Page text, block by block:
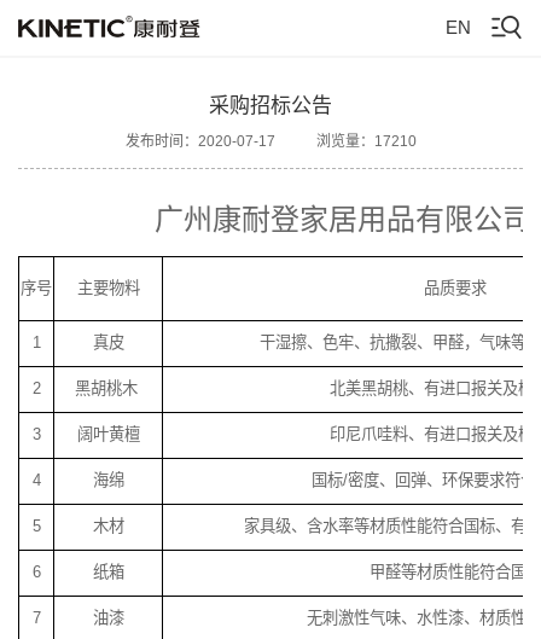
EN
采购招标公告
发布时间：2020-07-17 浏览量：17210
广州康耐登家居用品有限公
序号 主要物料 品质要求
1 真皮 干湿擦、色牢、抗撒裂、甲醛，气味等
2 黑胡桃木 北美黑胡桃、有进口报关及检
3 阔叶黄檀 印尼爪哇料、有进口报关及检
4 海绵 国标/密度、回弹、环保要求符合
5 木材 家具级、含水率等材质性能符合国标、有
6 纸箱 甲醛等材质性能符合国标
7 油漆 无刺激性气味、水性漆、材质性